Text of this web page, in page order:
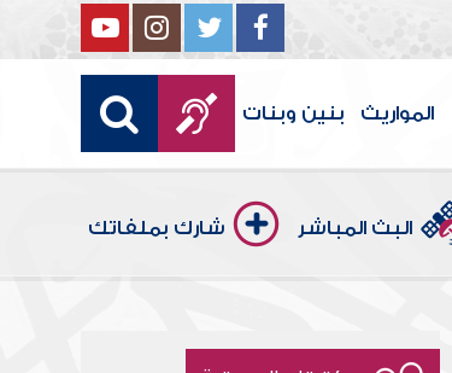
المواريث بنين وبنات
البث المباشر شارك بملفاتك